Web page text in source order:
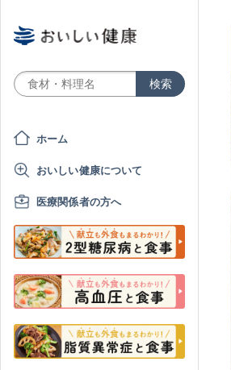
ホーム
おいしい健康について
医療関係者の方へ